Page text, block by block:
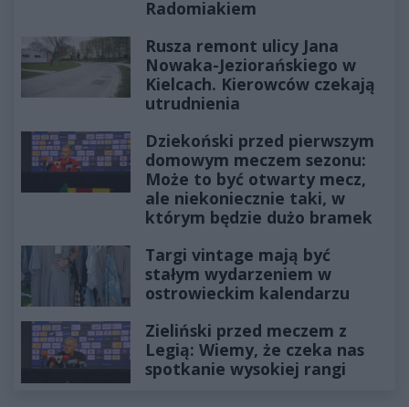
Radomiakiem
Rusza remont ulicy Jana
Nowaka-Jeziorańskiego w
Kielcach. Kierowców czekają
utrudnienia
Dziekoński przed pierwszym
domowym meczem sezonu:
Może to być otwarty mecz,
ale niekoniecznie taki, w
którym będzie dużo bramek
Targi vintage mają być
stałym wydarzeniem w
ostrowieckim kalendarzu
Zieliński przed meczem z
Legią: Wiemy, że czeka nas
spotkanie wysokiej rangi